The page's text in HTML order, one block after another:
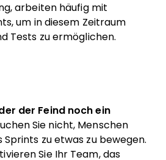
arbeiten häufig mit
um in diesem Zeitraum
Tests zu ermöglichen.
der Feind noch ein
Sie nicht, Menschen
Sprints zu etwas zu bewegen.
Sie Ihr Team, das